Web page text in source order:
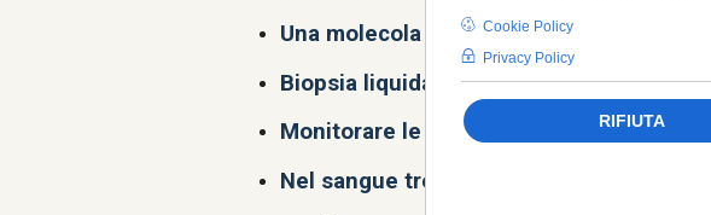
Una molecola riattiva il sistema
Biopsia liquida trova il cancro in una
Monitorare le staminali per contrastare
Nel sangue tre nuovi biomarcatori della